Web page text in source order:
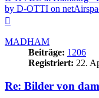
by D-OTTI on
MADHAM
Beiträge: 1206
Registriert: 22.
Re: Bilder von